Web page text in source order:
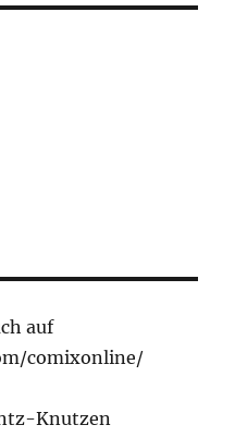
auf
comixonline/
Knutzen